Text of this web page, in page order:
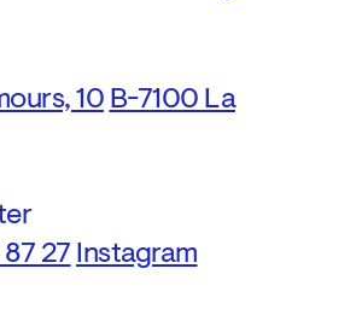
10 B-7100 La
27 Instagram